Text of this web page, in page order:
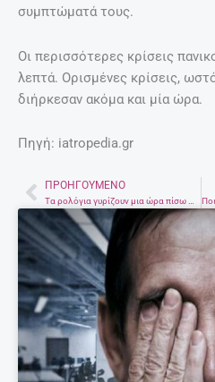
συμπτώματά τους.
Οι περισσότερες κρίσεις
λεπτά. Ορισμένες κρίσεις,
διήρκεσαν ακόμα και μία ώρα.
Πηγή: iatropedia.gr
Prev
ΠΡΟΗΓΟΎΜΕΝΟ